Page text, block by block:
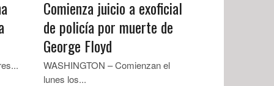
Comienza juicio a exoficial
de policía por muerte de
George Floyd
WASHINGTON – Comienzan el
lunes los...